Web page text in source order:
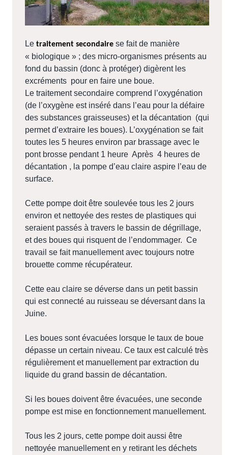
Le traitement secondaire se fait de manière
« biologique » ; des micro-organismes présents au
fond du bassin (donc à protéger) digèrent les
excréments pour en faire une boue.
Le traitement secondaire comprend l’oxygénation
(de l’oxygène est inséré dans l’eau pour la défaire
des substances graisseuses) et la décantation (qui
permet d’extraire les boues). L’oxygénation se fait
toutes les 5 heures environ par brassage avec le
pont brosse pendant 1 heure Après 4 heures de
décantation , la pompe d’eau claire aspire l’eau de
surface.
Cette pompe doit être soulevée tous les 2 jours
environ et nettoyée des restes de plastiques qui
seraient passés à travers le bassin de dégrillage,
et des boues qui risquent de l’endommager. Ce
travail se fait manuellement avec toujours notre
brouette comme récupérateur.
Cette eau claire se déverse dans un petit bassin
qui est connecté au ruisseau se déversant dans la
Juine.
Les boues sont évacuées lorsque le taux de boue
dépasse un certain niveau. Ce taux est calculé très
régulièrement et manuellement par extraction du
liquide du grand bassin de décantation.
Si les boues doivent être évacuées, une seconde
pompe est mise en fonctionnement manuellement.
Tous les 2 jours, cette pompe doit aussi être
nettoyée manuellement en y retirant les déchets